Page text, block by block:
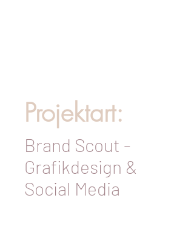
Projektart:
Brand Scout -
Grafikdesign &
Social Media